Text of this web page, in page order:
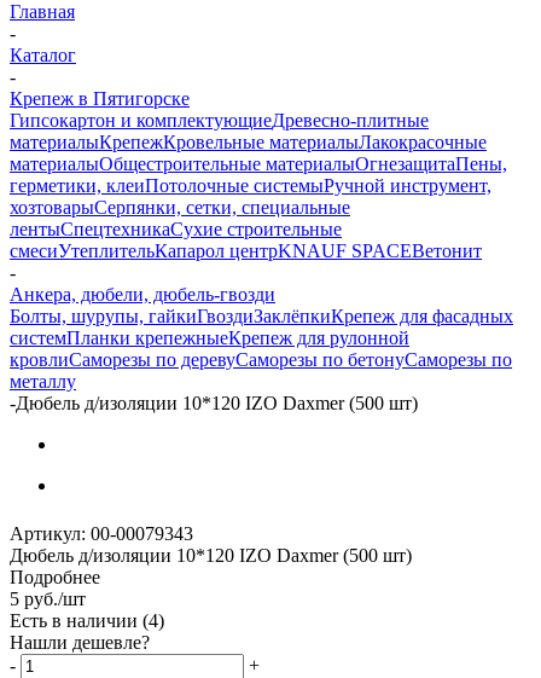
Главная
-
Каталог
-
Крепеж в Пятигорске
Гипсокартон и комплектующиеДревесно-плитные
материалыКрепежКровельные материалыЛакокрасочные
материалыОбщестроительные материалыОгнезащитаПены,
герметики, клеиПотолочные системыРучной инструмент,
хозтоварыСерпянки, сетки, специальные
лентыСпецтехникаСухие строительные
смесиУтеплительКапарол центрKNAUF SPACEВетонит
-
Анкера, дюбели, дюбель-гвозди
Болты, шурупы, гайкиГвоздиЗаклёпкиКрепеж для фасадных
системПланки крепежныеКрепеж для рулонной
кровлиСаморезы по деревуСаморезы по бетонуСаморезы по
металлу
-Дюбель д/изоляции 10*120 IZO Daxmer (500 шт)
Артикул: 00-00079343
Дюбель д/изоляции 10*120 IZO Daxmer (500 шт)
Подробнее
5 руб./шт
Есть в наличии (4)
Нашли дешевле?
-
+